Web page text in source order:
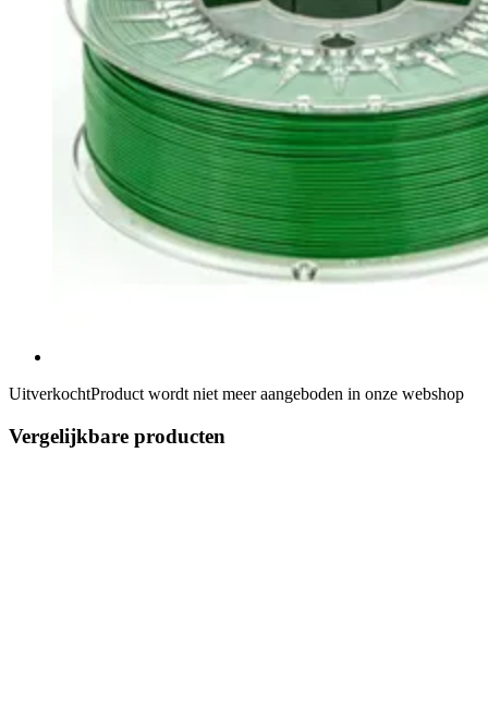
UitverkochtProduct wordt niet meer aangeboden in onze webshop
Vergelijkbare producten